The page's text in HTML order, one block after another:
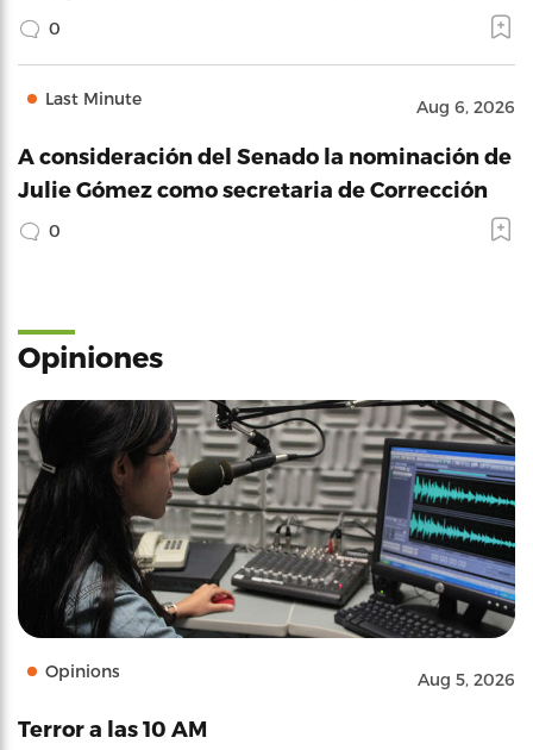
0
Last Minute Aug 6, 2026
A consideración del Senado la nominación de
Julie Gómez como secretaria de Corrección
0
Opiniones
Opinions Aug 5, 2026
Terror a las 10 AM